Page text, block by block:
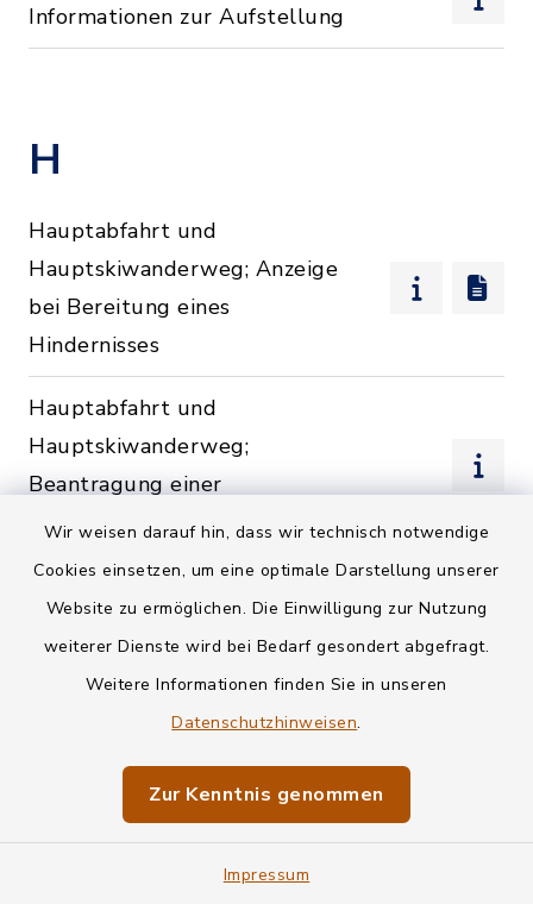
Wir weisen darauf hin, dass wir technisch notwendige
Cookies einsetzen, um eine optimale Darstellung unserer
Website zu ermöglichen. Die Einwilligung zur Nutzung
weiterer Dienste wird bei Bedarf gesondert abgefragt.
Weitere Informationen finden Sie in unseren
Datenschutzhinweisen.
Zur Kenntnis genommen
Impressum
Informationen zur Aufstellung
H
Hauptabfahrt und
Hauptskiwanderweg; Anzeige
bei Bereitung eines
Hindernisses
Hauptabfahrt und
Hauptskiwanderweg;
Beantragung einer
Nutzungserlaubnis
Haushaltsplan und
Haushaltssatzung; Kommunen
Heimatkundliche Schriften;
Heimatpflege; Bestellung
Ortsheimatpflegerin/eines